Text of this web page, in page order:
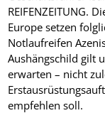
REIFENZEITUNG.
Europe setzen
Notlaufreifen
Aushängschild gilt
erwarten – nicht
empfehlen soll.